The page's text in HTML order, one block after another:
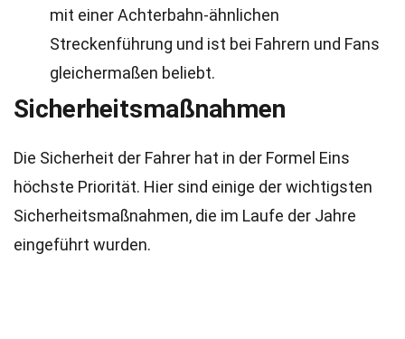
mit einer Achterbahn-ähnlichen
Streckenführung und ist bei Fahrern und Fans
gleichermaßen beliebt.
Sicherheitsmaßnahmen
Die Sicherheit der Fahrer hat in der Formel Eins
höchste Priorität. Hier sind einige der wichtigsten
Sicherheitsmaßnahmen, die im Laufe der Jahre
eingeführt wurden.